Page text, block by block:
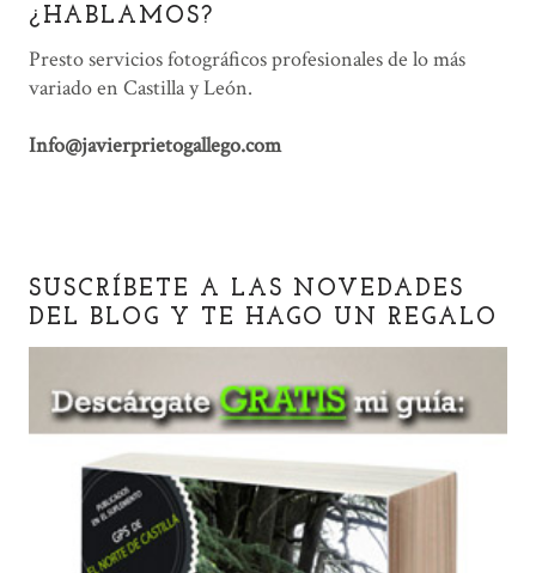
¿HABLAMOS?
Presto servicios fotográficos profesionales de lo más
variado en Castilla y León.
Info@javierprietogallego.com
SUSCRÍBETE A LAS NOVEDADES
DEL BLOG Y TE HAGO UN REGALO